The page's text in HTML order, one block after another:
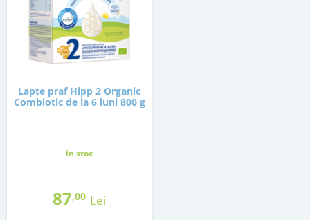
Lapte praf Hipp 2 Organic
Combiotic de la 6 luni 800 g
in stoc
87,00 Lei